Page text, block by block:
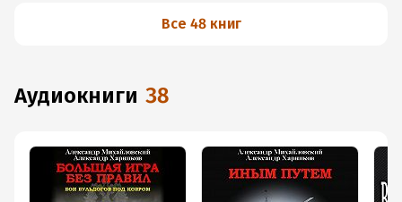
Все 48 книг
аудиокниги 38